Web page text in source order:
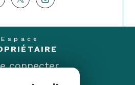
Espace
connecter